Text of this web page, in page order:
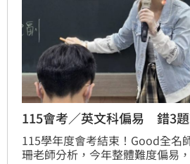
115會考／英文科偏易 錯3題
115學年度會考結束！Good全名
珊老師分析，今年整體難度偏易